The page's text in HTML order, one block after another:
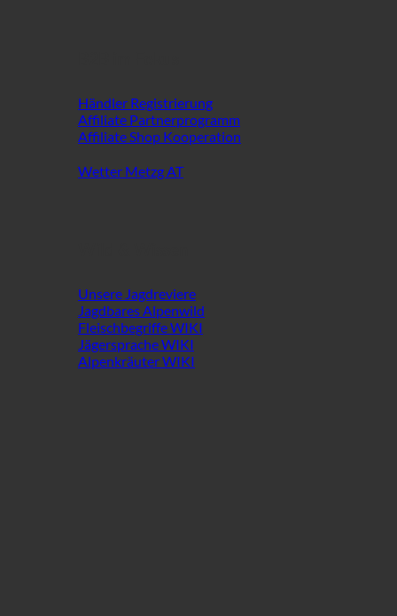
Händler Registrierung
Affiliate Partnerprogramm
Affiliate Shop Kooperation
Wetter Metzg AT
Unsere Jagdreviere
Jagdbares Alpenwild
Fleischbegriffe WIKI
Jägersprache WIKI
Alpenkräuter WIKI